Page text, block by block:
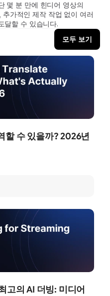
몇 분 만에 힌디어 영상의
가적인 제작 작업 없이 여러
달할 수 있습니다.
모두 보기
할 수 있을까? 2026년
고의 AI 더빙: 미디어